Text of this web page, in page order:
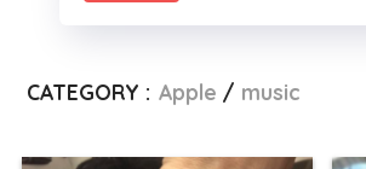
CATEGORY : Apple music